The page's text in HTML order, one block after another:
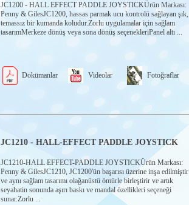
JC1200 - HALL EFFECT PADDLE JOYSTICKÜrün Markası:
Penny & GilesJC1200, hassas parmak ucu kontrolü sağlayan şık,
temassız bir kumanda koludur.Zorlu uygulamalar için sağlam
tasarımMerkeze dönüş veya sona dönüş seçenekleriPanel altı ...
Dokümanlar Videolar Fotoğraflar
JC1210 - HALL-EFFECT PADDLE JOYSTICK
JC1210-HALL EFFECT-PADDLE JOYSTICKÜrün Markası:
Penny & GilesJC1210, JC1200'ün başarısı üzerine inşa edilmiştir
ve aynı sağlam tasarımı olağanüstü ömürle birleştirir ve artık
seyahatin sonunda aşırı baskı ve mandal özellikleri seçeneği
sunar.Zorlu ...